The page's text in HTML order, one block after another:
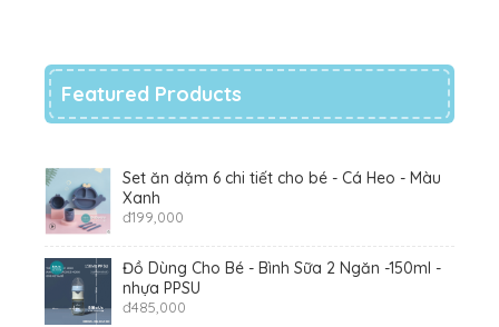
Featured Products
Set ăn dặm 6 chi tiết cho bé - Cá Heo - Màu
Xanh
đ199,000
Đồ Dùng Cho Bé - Bình Sữa 2 Ngăn -150ml -
nhựa PPSU
đ485,000